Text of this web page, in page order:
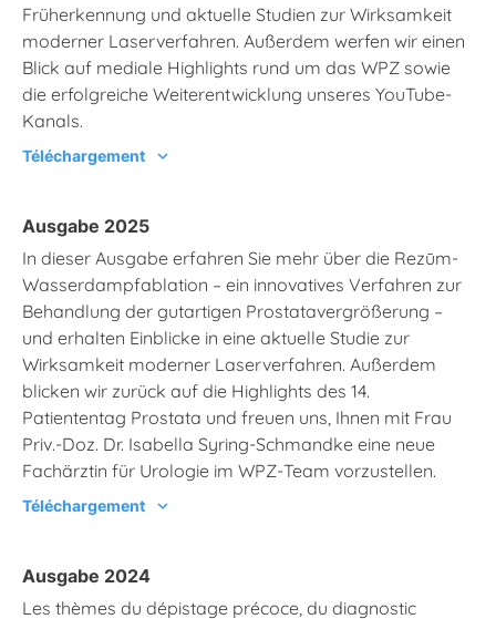
Früherkennung und aktuelle Studien zur Wirksamkeit
moderner Laserverfahren. Außerdem werfen wir einen
Blick auf mediale Highlights rund um das WPZ sowie
die erfolgreiche Weiterentwicklung unseres YouTube-
Kanals.
Téléchargement chevron_right
Ausgabe 2025
In dieser Ausgabe erfahren Sie mehr über die Rezūm-
Wasserdampfablation – ein innovatives Verfahren zur
Behandlung der gutartigen Prostatavergrößerung –
und erhalten Einblicke in eine aktuelle Studie zur
Wirksamkeit moderner Laserverfahren. Außerdem
blicken wir zurück auf die Highlights des 14.
Patiententag Prostata und freuen uns, Ihnen mit Frau
Priv.-Doz. Dr. Isabella Syring-Schmandke eine neue
Fachärztin für Urologie im WPZ-Team vorzustellen.
Téléchargement chevron_right
Ausgabe 2024
Les thèmes du dépistage précoce, du diagnostic